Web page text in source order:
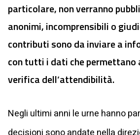
particolare, non verranno
anonimi, incomprensibili o
contributi sono da inviare a
con tutti i dati che permettano
verifica dell’attendibilità.
Negli ultimi anni le urne hanno